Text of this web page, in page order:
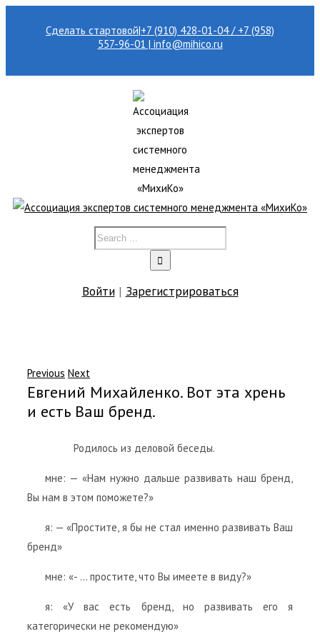
Сделать стартовой|+7 (910) 428-01-04 / +7 (958)
557-96-01 | info@mihico.ru
Войти| Зарегистрироваться
Previous Next
Евгений Михайленко. Вот эта хрень
и есть Ваш бренд.
Родилось из деловой беседы.
мне: — «Нам нужно дальше развивать наш бренд,
Вы нам в этом поможете?»
я: — «Простите, я бы не стал именно развивать Ваш
бренд»
мне: «- … простите, что Вы имеете в виду?»
я: «У вас есть бренд, но развивать его я
категорически не рекомендую»